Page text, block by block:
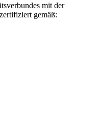
mit der
gemäß: